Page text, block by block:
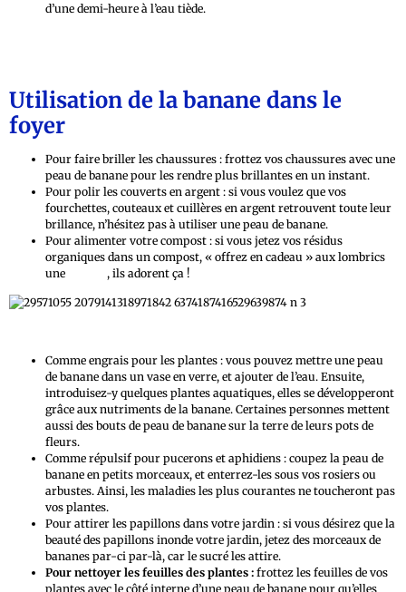
d’une demi-heure à l’eau tiède.
Utilisation de la banane dans le
foyer
Pour faire briller les chaussures : frottez vos chaussures avec une
peau de banane pour les rendre plus brillantes en un instant.
Pour polir les couverts en argent : si vous voulez que vos
fourchettes, couteaux et cuillères en argent retrouvent toute leur
brillance, n’hésitez pas à utiliser une peau de banane.
Pour alimenter votre compost : si vous jetez vos résidus
organiques dans un compost, « offrez en cadeau » aux lombrics
une
, ils adorent ça !
Comme engrais pour les plantes : vous pouvez mettre une peau
de banane dans un vase en verre, et ajouter de l’eau. Ensuite,
introduisez-y quelques plantes aquatiques, elles se développeront
grâce aux nutriments de la banane. Certaines personnes mettent
aussi des bouts de peau de banane sur la terre de leurs pots de
fleurs.
Comme répulsif pour pucerons et aphidiens : coupez la peau de
banane en petits morceaux, et enterrez-les sous vos rosiers ou
arbustes. Ainsi, les maladies les plus courantes ne toucheront pas
vos plantes.
Pour attirer les papillons dans votre jardin : si vous désirez que la
beauté des papillons inonde votre jardin, jetez des morceaux de
bananes par-ci par-là, car le sucré les attire.
Pour nettoyer les feuilles des plantes : frottez les feuilles de vos
plantes avec le côté interne d’une peau de banane pour qu’elles